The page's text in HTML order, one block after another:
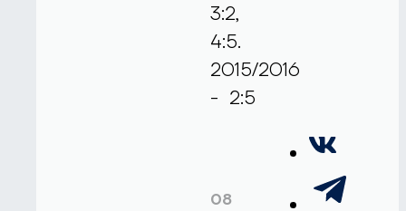
3:2,
4:5.
2015/2016
- 2:5
08